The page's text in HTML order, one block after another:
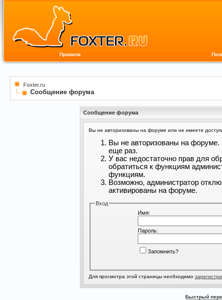
Правила
Foxter.ru
Сообщение форума
Сообщение форума
Вы не авторизованы на форуме или не имеете
Вы не авторизованы на форуме.
еще раз.
У вас недостаточно прав для
обратиться к функциям
функциям.
Возможно, администратор
активированы на форуме.
Вход
Имя:
Пароль:
Запомнить?
Для просмотра этой страницы необходимо
Быстрый